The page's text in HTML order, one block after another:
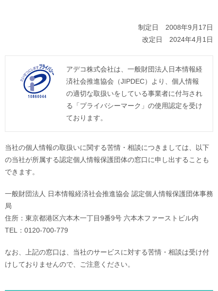
制定日 2008年9月17日
改定日 2024年4月1日
アデコ株式会社は、一般財団法人日本情報経
済社会推進協会（JIPDEC）より、個人情報
の適切な取扱いをしている事業者に付与され
る「プライバシーマーク」の使用認定を受け
ております。
当社の個人情報の取扱いに関する苦情・相談につきましては、以下
の当社が所属する認定個人情報保護団体の窓口に申し出することも
できます。
一般財団法人 日本情報経済社会推進協会 認定個人情報保護団体事務
局
住所：東京都港区六本木一丁目9番9号 六本木ファーストビル内
TEL：0120-700-779
なお、上記の窓口は、当社のサービスに対する苦情・相談は受け付
けしておりませんので、ご注意ください。